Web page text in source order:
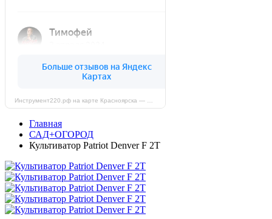
Главная
САД+ОГОРОД
Культиватор Patriot Denver F 2Т